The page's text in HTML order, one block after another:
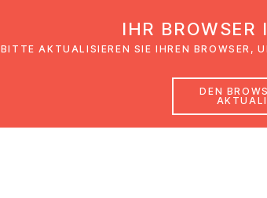
Glaubensimpulse
IHR BROWSER
BITTE AKTUALISIEREN SIE IHREN BROWSER,
DEN